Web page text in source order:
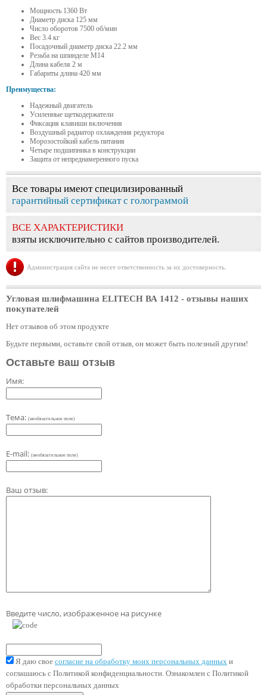
Мощность 1360 Вт
Диаметр диска 125 мм
Число оборотов 7500 об/мин
Вес 3.4 кг
Посадочный диаметр диска 22.2 мм
Резьба на шпинделе М14
Длина кабеля 2 м
Габариты длина 420 мм
Преимущества:
Надежный двигатель
Усиленные щеткодержатели
Фиксация клавиши включения
Воздушный радиатор охлаждения редуктора
Морозостойкий кабель питания
Четыре подшипника в конструкции
Защита от непреднамеренного пуска
Все товары имеют специлизированный
гарантийный сертификат с голограммой
ВСЕ ХАРАКТЕРИСТИКИ
взяты исключительно с сайтов производителей.
Администрация сайта не несет ответственность за их достоверность.
Угловая шлифмашина ELITECH ВА 1412 - отзывы наших
покупателей
Нет отзывов об этом продукте
Будьте первыми, оставьте свой отзыв, он может быть полезный другим!
Оставьте ваш отзыв
Имя:
Тема: (необязательное поле)
E-mail: (необязательное поле)
Ваш отзыв:
Введите число, изображенное на рисунке
Я даю свое согласие на обработку моих персональных данных и
соглашаюсь с Политикой конфиденциальности. Ознакомлен с Политикой
обработки персональных данных